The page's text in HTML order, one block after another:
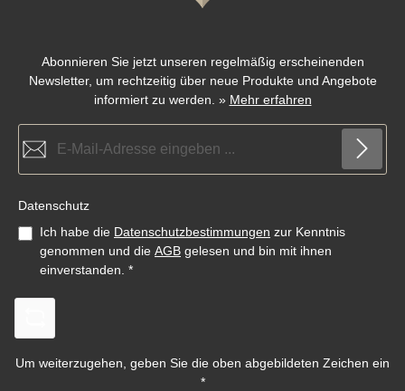
Abonnieren Sie jetzt unseren regelmäßig erscheinenden
Newsletter, um rechtzeitig über neue Produkte und Angebote
informiert zu werden. » Mehr erfahren
Datenschutz
Ich habe die Datenschutzbestimmungen zur Kenntnis
genommen und die AGB gelesen und bin mit ihnen
einverstanden. *
Um weiterzugehen, geben Sie die oben abgebildeten Zeichen ein
*